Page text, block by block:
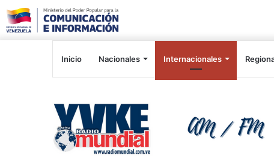
Inicio Nacionales Internacionales